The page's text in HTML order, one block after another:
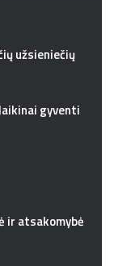
užsieniečių
gyventi
ir atsakomybė